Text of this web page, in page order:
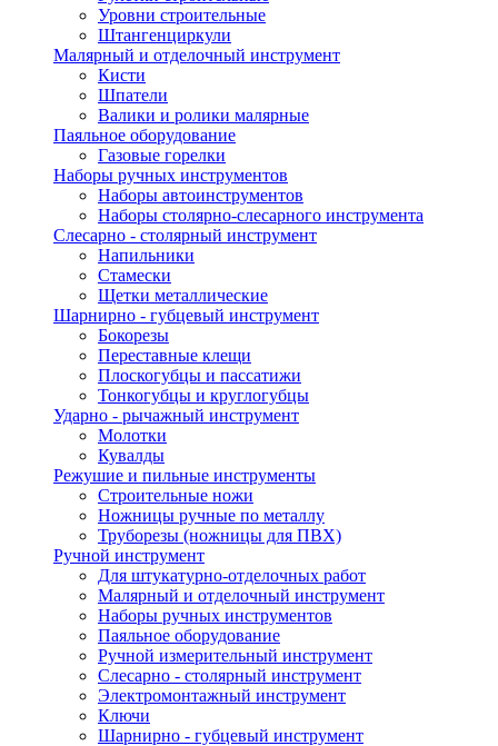
Уровни строительные
Штангенциркули
Малярный и отделочный инструмент
Кисти
Шпатели
Валики и ролики малярные
Паяльное оборудование
Газовые горелки
Наборы ручных инструментов
Наборы автоинструментов
Наборы столярно-слесарного инструмента
Слесарно - столярный инструмент
Напильники
Стамески
Щетки металлические
Шарнирно - губцевый инструмент
Бокорезы
Переставные клещи
Плоскогубцы и пассатижи
Тонкогубцы и круглогубцы
Ударно - рычажный инструмент
Молотки
Кувалды
Режушие и пильные инструменты
Строительные ножи
Ножницы ручные по металлу
Труборезы (ножницы для ПВХ)
Ручной инструмент
Для штукатурно-отделочных работ
Малярный и отделочный инструмент
Наборы ручных инструментов
Паяльное оборудование
Ручной измерительный инструмент
Слесарно - столярный инструмент
Электромонтажный инструмент
Ключи
Шарнирно - губцевый инструмент